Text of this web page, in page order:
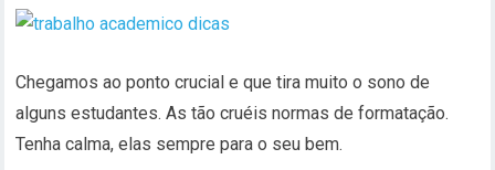
Chegamos ao ponto crucial e que tira muito o sono de
alguns estudantes. As tão cruéis normas de formatação.
Tenha calma, elas sempre para o seu bem.